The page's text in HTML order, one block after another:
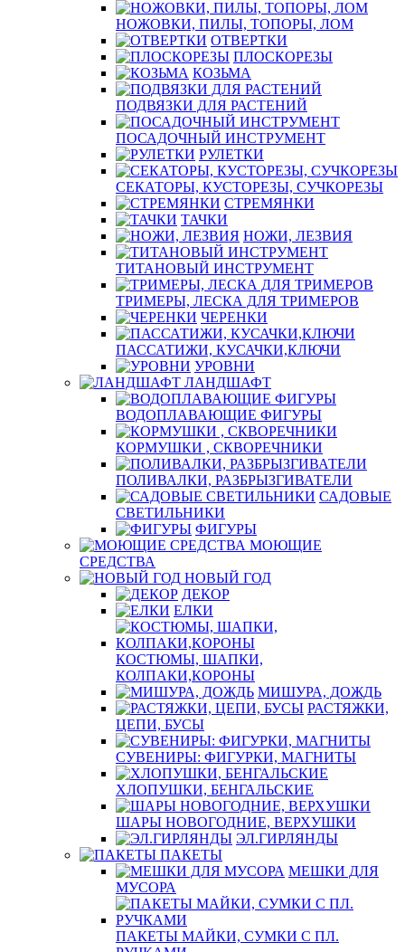
НОЖОВКИ, ПИЛЫ, ТОПОРЫ, ЛОМ
ОТВЕРТКИ
ПЛОСКОРЕЗЫ
КОЗЬМА
ПОДВЯЗКИ ДЛЯ РАСТЕНИЙ
ПОСАДОЧНЫЙ ИНСТРУМЕНТ
РУЛЕТКИ
СЕКАТОРЫ, КУСТОРЕЗЫ, СУЧКОРЕЗЫ
СТРЕМЯНКИ
ТАЧКИ
НОЖИ, ЛЕЗВИЯ
ТИТАНОВЫЙ ИНСТРУМЕНТ
ТРИМЕРЫ, ЛЕСКА ДЛЯ ТРИМЕРОВ
ЧЕРЕНКИ
ПАССАТИЖИ, КУСАЧКИ,КЛЮЧИ
УРОВНИ
ЛАНДШАФТ
ВОДОПЛАВАЮЩИЕ ФИГУРЫ
КОРМУШКИ , СКВОРЕЧНИКИ
ПОЛИВАЛКИ, РАЗБРЫЗГИВАТЕЛИ
САДОВЫЕ
СВЕТИЛЬНИКИ
ФИГУРЫ
МОЮЩИЕ
СРЕДСТВА
НОВЫЙ ГОД
ДЕКОР
ЕЛКИ
КОСТЮМЫ, ШАПКИ,
КОЛПАКИ,КОРОНЫ
МИШУРА, ДОЖДЬ
РАСТЯЖКИ,
ЦЕПИ, БУСЫ
СУВЕНИРЫ: ФИГУРКИ, МАГНИТЫ
ХЛОПУШКИ, БЕНГАЛЬСКИЕ
ШАРЫ НОВОГОДНИЕ, ВЕРХУШКИ
ЭЛ.ГИРЛЯНДЫ
ПАКЕТЫ
МЕШКИ ДЛЯ
МУСОРА
ПАКЕТЫ МАЙКИ, СУМКИ С ПЛ.